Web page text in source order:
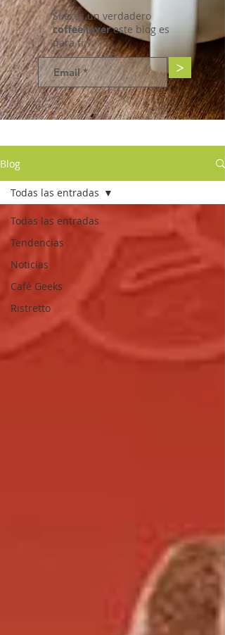
Si eres un verdadero
coffee lovereste blog es
para ti.
>
Blog
Todas las entradas
Tendencias
Noticias
Café Geeks
Ristretto
Todas las entradas